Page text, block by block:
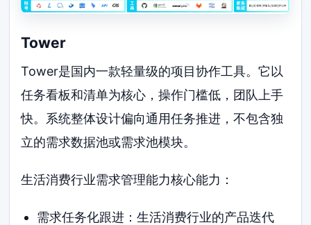
Tower
Tower是国内一款轻量级的项目协作工具。它以
任务看板和清单为核心，操作门槛低，团队上手
快。系统整体设计偏向通用任务推进，不包含独
立的需求数据池或需求池模块。
生活消费行业需求管理能力核心能力：
需求任务化跟进：生活消费行业的产品迭代